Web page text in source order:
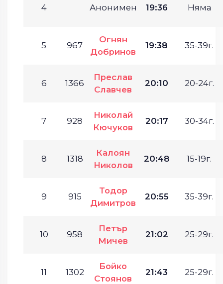
4 Анонимен 19:36 Няма
5 967
Огнян
Добринов
19:38 35-39г.
6 1366
Преслав
Славчев
20:10 20-24г.
7 928
Николай
Кючуков
20:17 30-34г.
8 1318
Калоян
Николов
20:48 15-19г.
9 915
Тодор
Димитров
20:55 35-39г.
10 958
Петър
Мичев
21:02 25-29г.
11 1302
Бойко
Стоянов
21:43 25-29г.